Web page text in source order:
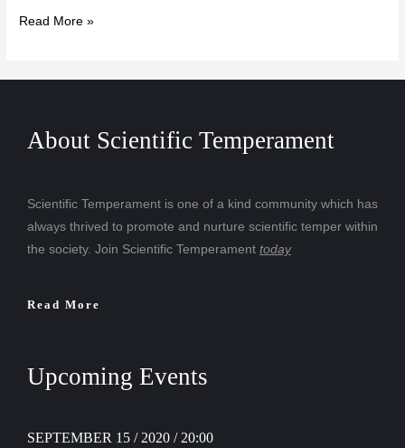
Read More »
About Scientific Temperament
Scientific Temperament is one of a kind community which has
always thrived to promote and nurture scientific temper within
the society. Join Scientific Temperament today
Read More
Upcoming Events
SEPTEMBER 15 / 2020 / 20:00